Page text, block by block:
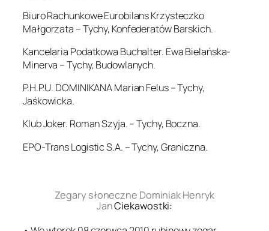
Biuro Rachunkowe Eurobilans Krzysteczko
Małgorzata – Tychy, Konfederatów Barskich.
Kancelaria Podatkowa Buchalter. Ewa Bielańska-
Minerva – Tychy, Budowlanych.
P.H.P.U. DOMINIKANA Marian Felus – Tychy,
Jaśkowicka.
Klub Joker. Roman Szyja. – Tychy, Boczna.
EPO-Trans Logistic S.A. – Tychy, Graniczna.
Zegary słoneczne Dominiak Henryk
JanCiekawostki: